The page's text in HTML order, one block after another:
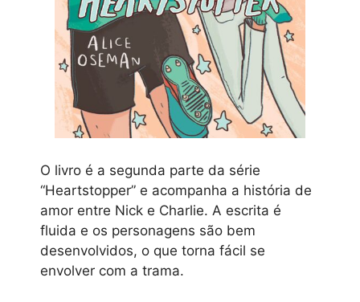
O livro é a segunda parte da série
“Heartstopper” e acompanha a história de
amor entre Nick e Charlie. A escrita é
fluida e os personagens são bem
desenvolvidos, o que torna fácil se
envolver com a trama.